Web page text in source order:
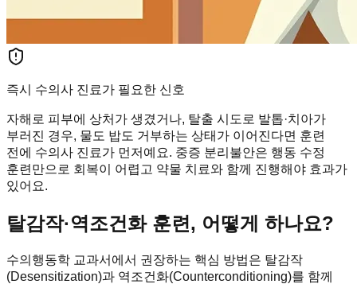
즉시 수의사 진료가 필요한 신호
자해로 피부에 상처가 생겼거나, 탈출 시도로 발톱·치아가
부러진 경우, 물도 밥도 거부하는 상태가 이어진다면 훈련
전에 수의사 진료가 먼저예요. 중증 분리불안은 행동 수정
훈련만으로 회복이 어렵고 약물 치료와 함께 진행해야 효과가
있어요.
탈감작·역조건화 훈련, 어떻게 하나요?
수의행동학 교과서에서 권장하는 핵심 방법은 탈감작
(Desensitization)과 역조건화(Counterconditioning)를 함께